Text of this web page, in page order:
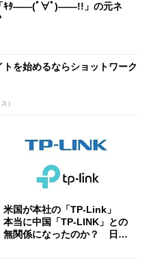
ｷﾀ――(ﾟ∀ﾟ)――!!」の元ネ
を始めるならショットワーク
）
米国が本社の「TP-Link」
本当に中国「TP-LINK」との
無関係になったのか？ 日本